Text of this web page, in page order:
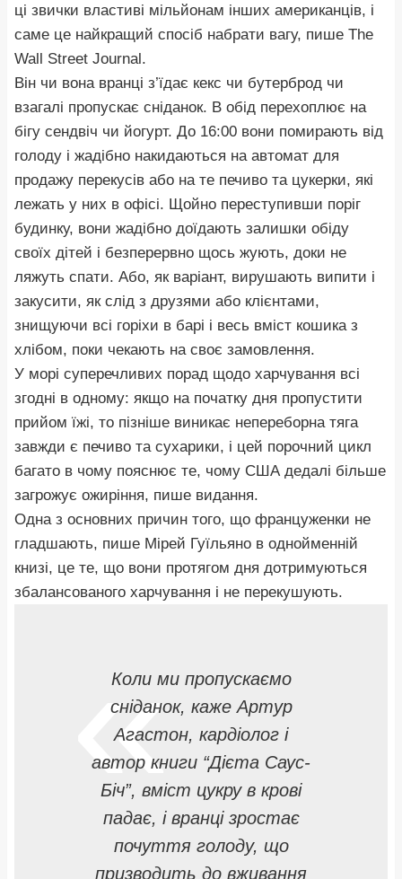
ці звички властиві мільйонам інших американців, і
саме це найкращий спосіб набрати вагу, пише The
Wall Street Journal.
Він чи вона вранці з’їдає кекс чи бутерброд чи
взагалі пропускає сніданок. В обід перехоплює на
бігу сендвіч чи йогурт. До 16:00 вони помирають від
голоду і жадібно накидаються на автомат для
продажу перекусів або на те печиво та цукерки, які
лежать у них в офісі. Щойно переступивши поріг
будинку, вони жадібно доїдають залишки обіду
своїх дітей і безперервно щось жують, доки не
ляжуть спати. Або, як варіант, вирушають випити і
закусити, як слід з друзями або клієнтами,
знищуючи всі горіхи в барі і весь вміст кошика з
хлібом, поки чекають на своє замовлення.
У морі суперечливих порад щодо харчування всі
згодні в одному: якщо на початку дня пропустити
прийом їжі, то пізніше виникає непереборна тяга
завжди є печиво та сухарики, і цей порочний цикл
багато в чому пояснює те, чому США дедалі більше
загрожує ожиріння, пише видання.
Одна з основних причин того, що француженки не
гладшають, пише Мірей Гуїльяно в однойменній
книзі, це те, що вони протягом дня дотримуються
збалансованого харчування і не перекушують.
Коли ми пропускаємо
сніданок, каже Артур
Агастон, кардіолог і
автор книги “Дієта Саус-
Біч”, вміст цукру в крові
падає, і вранці зростає
почуття голоду, що
призводить до вживання